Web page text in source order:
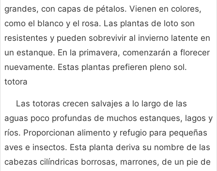
grandes, con capas de pétalos. Vienen en colores,
como el blanco y el rosa. Las plantas de loto son
resistentes y pueden sobrevivir al invierno latente en
un estanque. En la primavera, comenzarán a florecer
nuevamente. Estas plantas prefieren pleno sol.
totora
Las totoras crecen salvajes a lo largo de las
aguas poco profundas de muchos estanques, lagos y
ríos. Proporcionan alimento y refugio para pequeñas
aves e insectos. Esta planta deriva su nombre de las
cabezas cilíndricas borrosas, marrones, de un pie de